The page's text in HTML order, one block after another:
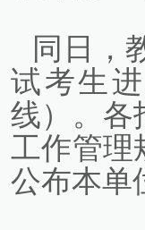
同日，
试考生
线）。各
工作管理
公布本单